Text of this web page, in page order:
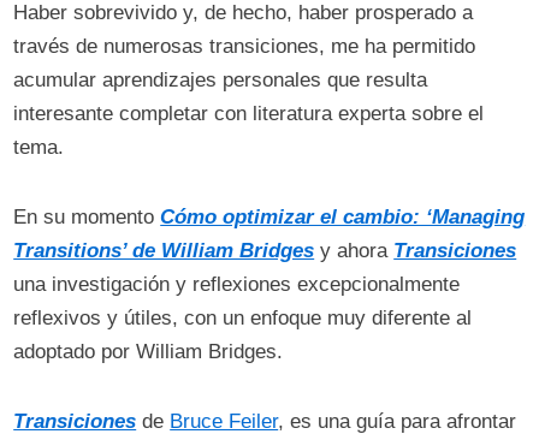
Haber sobrevivido y, de hecho, haber prosperado a
través de numerosas transiciones, me ha permitido
acumular aprendizajes personales que resulta
interesante completar con literatura experta sobre el
tema.
En su momentoCómo optimizar el cambio: ‘Managing
Transitions’ de William Bridges y ahora Transiciones
una investigación y reflexiones excepcionalmente
reflexivos y útiles, con un enfoque muy diferente al
adoptado por William Bridges.
Transiciones de Bruce Feiler, es una guía para afrontar